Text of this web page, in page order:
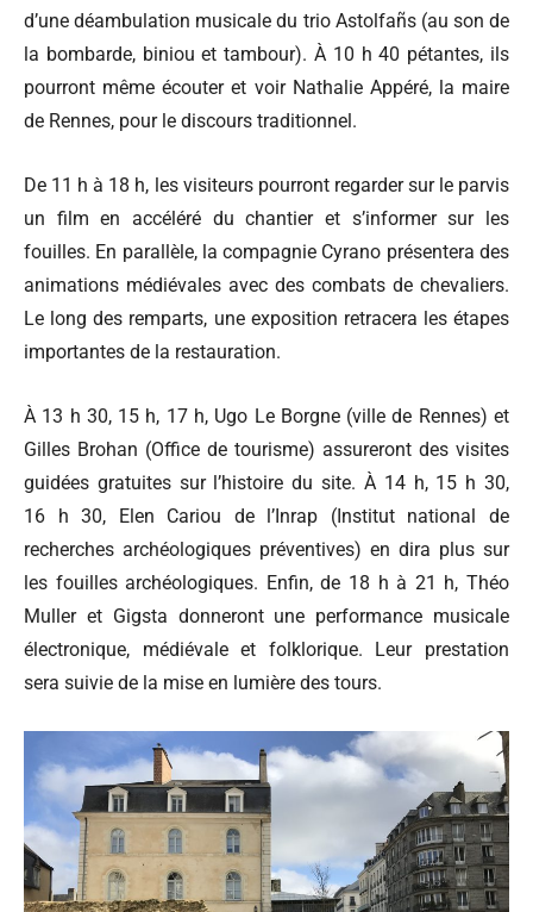
d’une déambulation musicale du trio Astolfañs (au son de
la bombarde, biniou et tambour). À 10 h 40 pétantes, ils
pourront même écouter et voir Nathalie Appéré, la maire
de Rennes, pour le discours traditionnel.
De 11 h à 18 h, les visiteurs pourront regarder sur le parvis
un film en accéléré du chantier et s’informer sur les
fouilles. En parallèle, la compagnie Cyrano présentera des
animations médiévales avec des combats de chevaliers.
Le long des remparts, une exposition retracera les étapes
importantes de la restauration.
À 13 h 30, 15 h, 17 h, Ugo Le Borgne (ville de Rennes) et
Gilles Brohan (Office de tourisme) assureront des visites
guidées gratuites sur l’histoire du site. À 14 h, 15 h 30,
16 h 30, Elen Cariou de l’Inrap (Institut national de
recherches archéologiques préventives) en dira plus sur
les fouilles archéologiques. Enfin, de 18 h à 21 h, Théo
Muller et Gigsta donneront une performance musicale
électronique, médiévale et folklorique. Leur prestation
sera suivie de la mise en lumière des tours.